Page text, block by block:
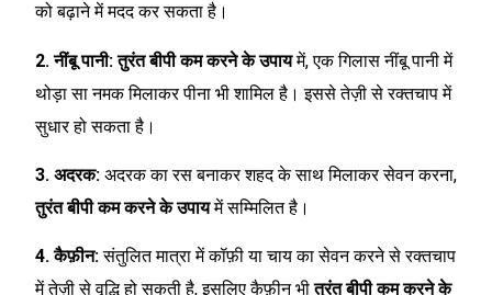
को बढ़ाने में मदद कर सकता है।
2. नींबू पानी: तुरंत बीपी कम करने के उपायमें, एक गिलास नींबू पानी में
थोड़ा सा नमक मिलाकर पीना भी शामिल है। इससे तेज़ी से रक्तचाप में
सुधार हो सकता है।
3. अदरक: अदरक का रस बनाकर शहद के साथ मिलाकर सेवन करना,
तुरंत बीपी कम करने के उपायमें सम्मिलित है।
4. कैफ़ीन:संतुलित मात्रा में कॉफ़ी या चाय का सेवन करने से रक्तचाप
में तेज़ी से वृद्धि हो सकती है, इसलिए कैफ़ीन भीतुरंत बीपी कम करने के